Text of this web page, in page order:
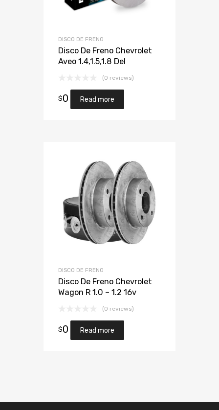
DISCO DE FRENO
Disco De Freno Chevrolet
Aveo 1.4,1.5,1.8 Del
(0 reviews)
$0 Read more
DISCO DE FRENO
Disco De Freno Chevrolet
Wagon R 1.0 – 1.2 16v
(0 reviews)
$0 Read more